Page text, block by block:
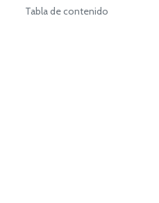
Tabla de contenido